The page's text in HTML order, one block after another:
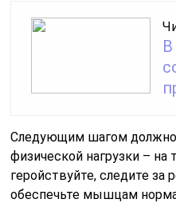
В
Следующим шагом должно
физической нагрузки – на
геройствуйте, следите
обеспечьте мышцам